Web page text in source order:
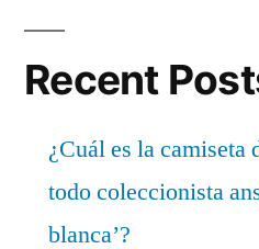
Recent
¿Cuál es la
todo coleccionista
blanca’?